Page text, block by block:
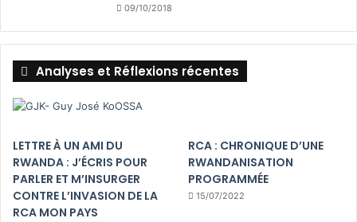
09/10/2018
Analyses et Réflexions récentes
LETTRE À UN AMI DU
RWANDA : J’ÉCRIS POUR
PARLER ET M’INSURGER
CONTRE L’INVASION DE LA
RCA MON PAYS
RCA : CHRONIQUE D’UNE
RWANDANISATION
PROGRAMMÉE
15/07/2022